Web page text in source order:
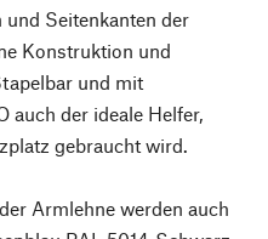
Seitenkanten der
Konstruktion und
und mit
auch der ideale Helfer,
gebraucht wird.
Armlehne werden auch